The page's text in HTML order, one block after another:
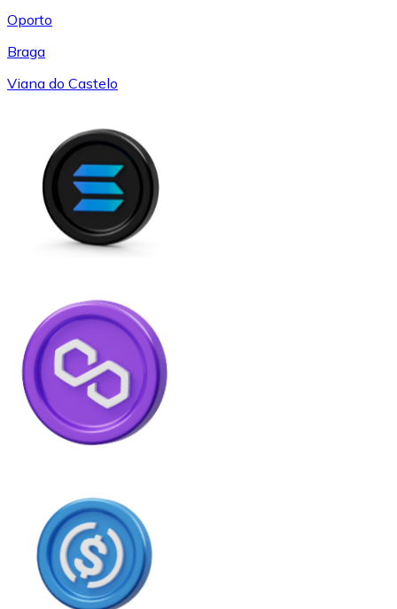
Oporto
Braga
Viana do Castelo